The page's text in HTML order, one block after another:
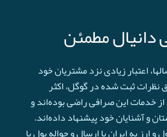
مطمئن
اعتبار زیادی نزد مشتریان خود
ثبت شده در گوگل، اکثر
خدمات این صرافی راضی بوده‌اند و
و آشنایان خود پیشنهاد داده‌اند.